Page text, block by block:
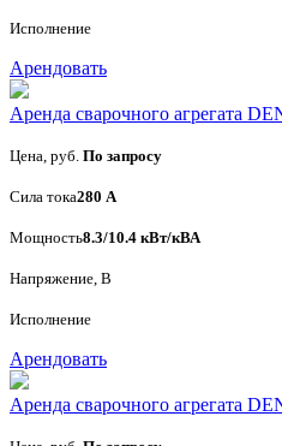
Исполнение
Арендовать
Аренда сварочного агрегата
Цена, руб. По запросу
Сила тока280 А
Мощность8.3/10.4 кВт/кВА
Напряжение, В
Исполнение
Арендовать
Аренда сварочного агрегата